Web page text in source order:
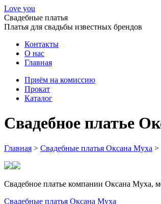
Love you
Свадебные платья
Платья для свадьбы известных брендов
Контакты
О нас
Главная
Приём на комиссию
Прокат
Каталог
Свадебное платье
Главная > Свадебные платья Оксана Муха >
Свадебное платье компании Оксана Муха,
Свадебные платья Оксана Муха